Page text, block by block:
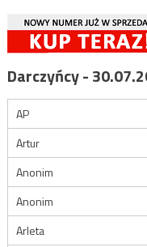
Darczyńcy -
AP
Artur
Anonim
Anonim
Arleta